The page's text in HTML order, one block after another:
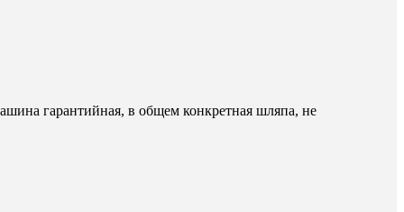
гарантийная, в общем конкретная шляпа, не